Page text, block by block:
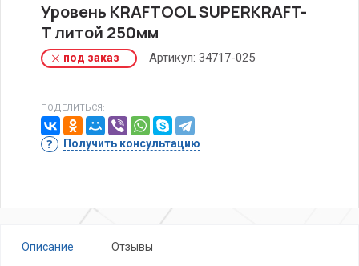
Уровень KRAFTOOL SUPERKRAFT-
T литой 250мм
под заказ Артикул: 34717-025
ПОДЕЛИТЬСЯ:
Получить консультацию
Описание Отзывы